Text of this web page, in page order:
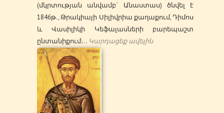
(մկրտության անվամբ` Անաստաս) ծնվել է
1846թ., Թրակիայի Սիլիվրիա քաղաքում, Դիմոս
և Վասիլիկի Կեֆալասների բարեպաշտ
ընտանիքում:… Կարդացեք ավելին